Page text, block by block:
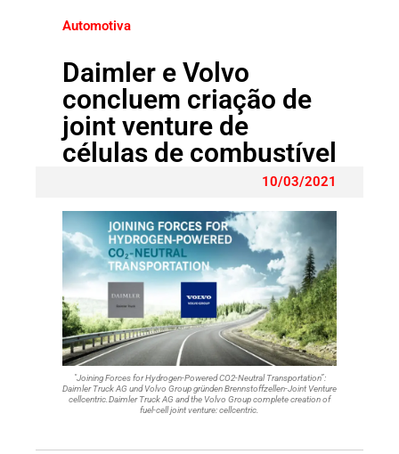
Automotiva
Daimler e Volvo
concluem criação de
joint venture de
células de combustível
10/03/2021
"Joining Forces for Hydrogen-Powered CO2-Neutral Transportation”:
Daimler Truck AG und Volvo Group gründen Brennstoffzellen-Joint Venture
cellcentric.Daimler Truck AG and the Volvo Group complete creation of
fuel-cell joint venture: cellcentric.